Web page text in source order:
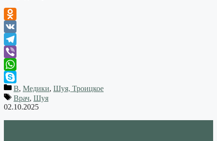
Odnoklassniki
VK
Telegram
Viber
WhatsApp
Skype
В, Медики, Шуя, Троицкое
Врач, Шуя
02.10.2025